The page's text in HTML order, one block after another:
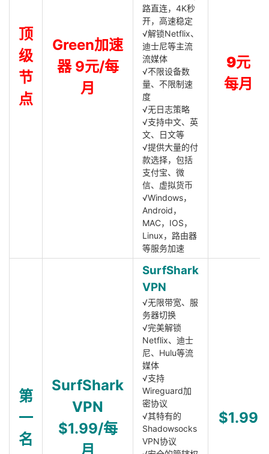
顶
级
节
点
Green加速
器 9元/每
月
路直连，4K秒
开，高速稳定
√解锁Netflix、
迪士尼等主流
流媒体
√不限设备数
量、不限制速
度
√无日志策略
√支持中文、英
文、日文等
√提供大量的付
款选择，包括
支付宝、微
信、虚拟货币
√Windows，
Android，
MAC，IOS，
Linux，路由器
等服务加速
9元
每月
第
一
名
SurfShark
VPN
$1.99/每
月
SurfShark
VPN
√无限带宽、服
务器切换
√完美解锁
Netflix、迪士
尼、Hulu等流
媒体
√支持
Wireguard加
密协议
√其特有的
Shadowsocks
VPN协议
$1.99